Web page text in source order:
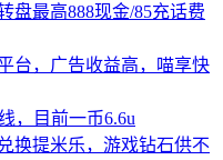
盘最高888现金/85充话费
台，广告收益高，喵享快
，目前一币6.6u
换提米乐，游戏钻石供不